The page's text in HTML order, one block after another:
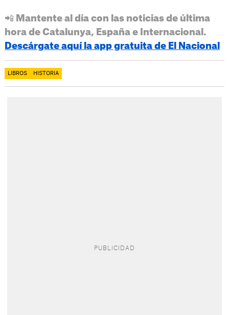
📲 Mantente al día con las noticias de última
hora de Catalunya, España e Internacional.
Descárgate aquí la app gratuita de El Nacional
LIBROS HISTORIA